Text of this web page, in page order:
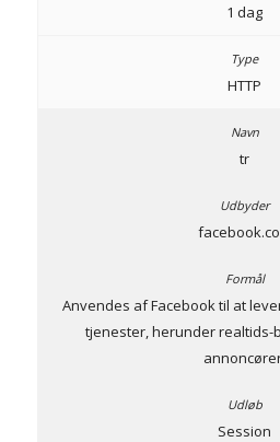
1 dag
HTTP
tr
Anvendes af Facebook til at
tjenester, herunder
Session